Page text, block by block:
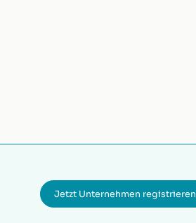
Jetzt Unternehmen registrieren